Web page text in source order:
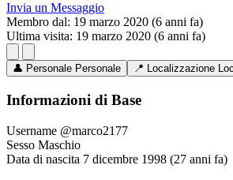
Invia un Messaggio
Membro dal: 19 marzo 2020 (6 anni fa)
Ultima visita: 19 marzo 2020 (6 anni fa)
👤 Personale Personale 📍 Localizzazione
Informazioni di Base
Username @marco2177
Sesso Maschio
Data di nascita 7 dicembre 1998 (27 anni fa)